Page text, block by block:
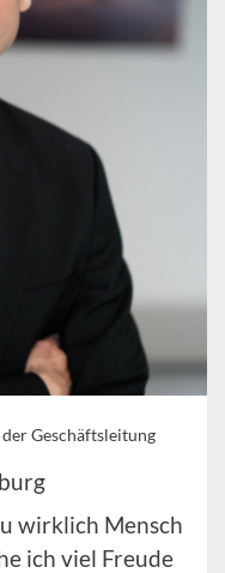
Geschäftsleitung
wirklich Mensch
ich viel Freude